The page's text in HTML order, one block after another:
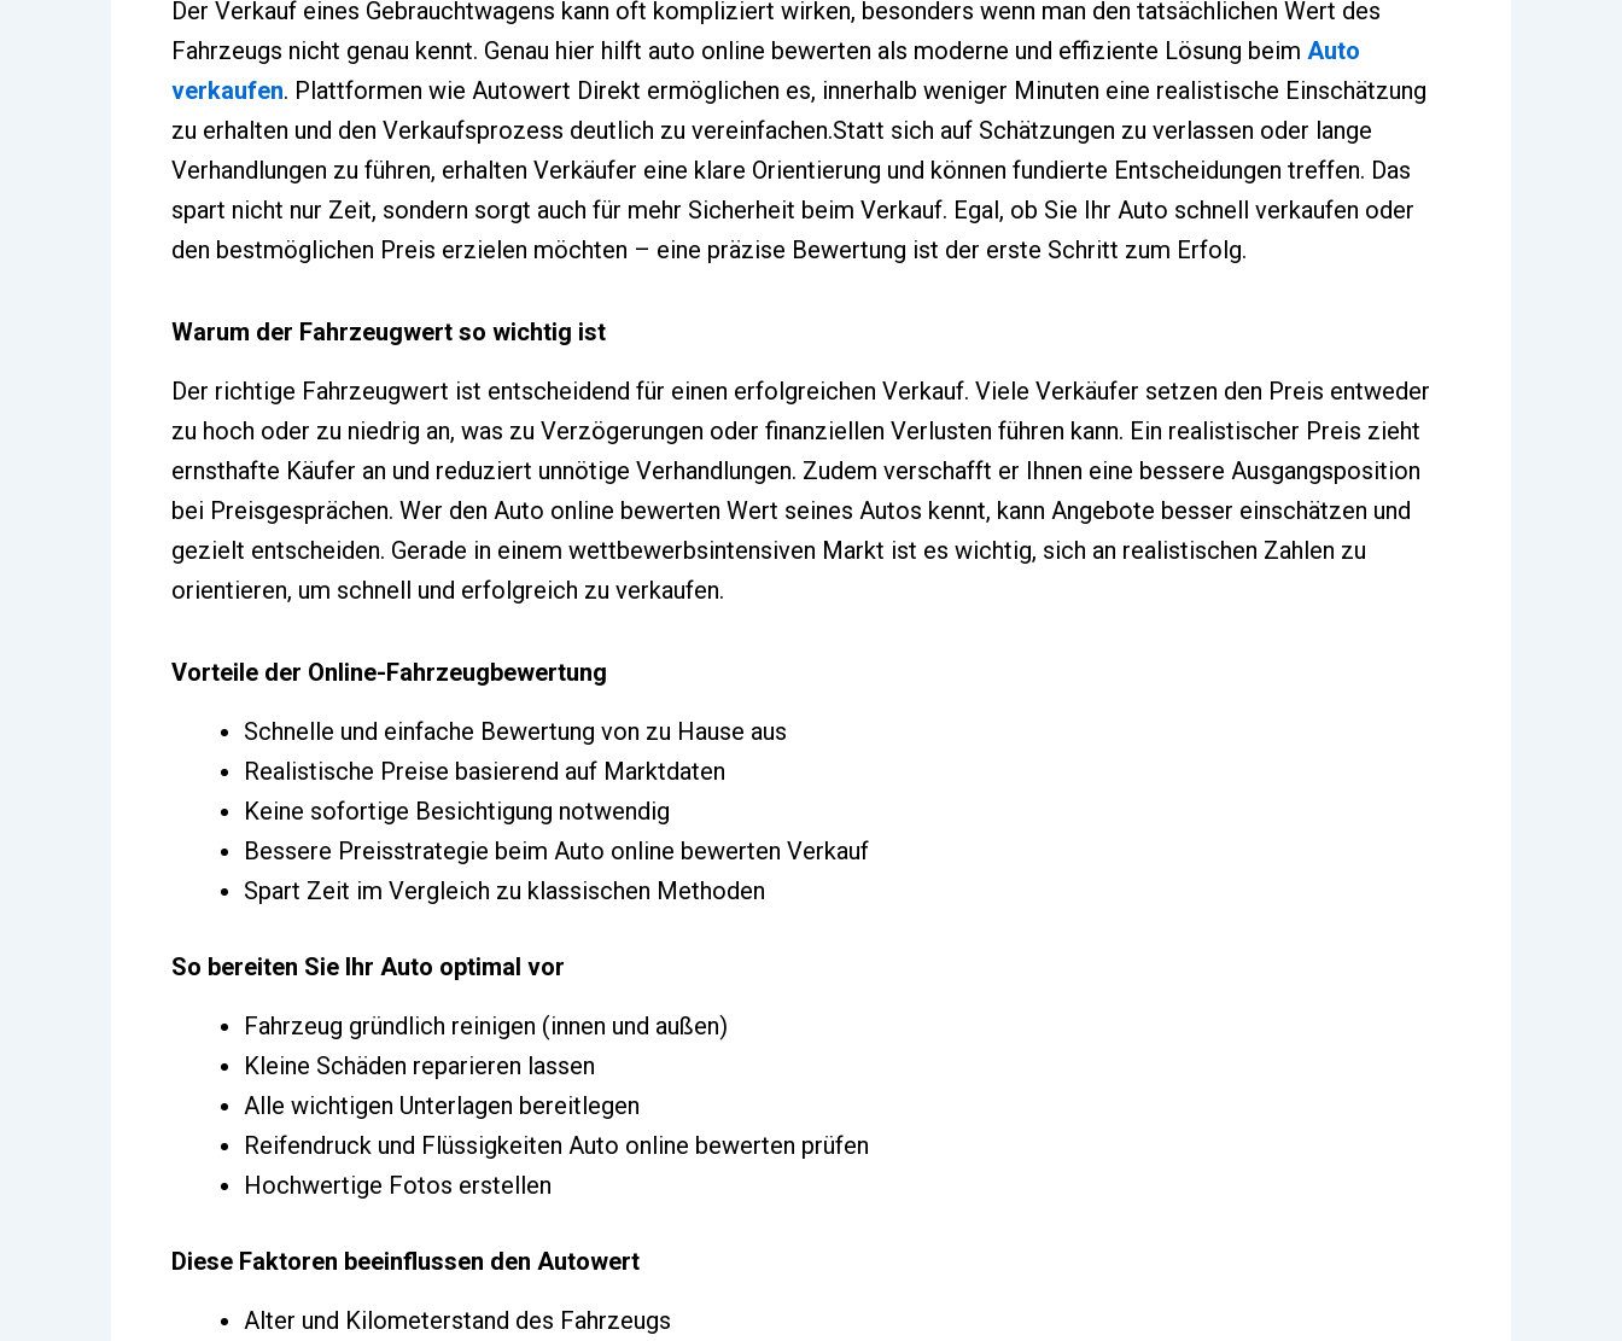
Der Verkauf eines Gebrauchtwagens kann oft kompliziert wirken, besonders wenn man den tatsächlichen Wert des
Fahrzeugs nicht genau kennt. Genau hier hilft auto online bewerten als moderne und effiziente Lösung beim Auto
verkaufen. Plattformen wie Autowert Direkt ermöglichen es, innerhalb weniger Minuten eine realistische Einschätzung
zu erhalten und den Verkaufsprozess deutlich zu vereinfachen.Statt sich auf Schätzungen zu verlassen oder lange
Verhandlungen zu führen, erhalten Verkäufer eine klare Orientierung und können fundierte Entscheidungen treffen. Das
spart nicht nur Zeit, sondern sorgt auch für mehr Sicherheit beim Verkauf. Egal, ob Sie Ihr Auto schnell verkaufen oder
den bestmöglichen Preis erzielen möchten – eine präzise Bewertung ist der erste Schritt zum Erfolg.
Warum der Fahrzeugwert so wichtig ist
Der richtige Fahrzeugwert ist entscheidend für einen erfolgreichen Verkauf. Viele Verkäufer setzen den Preis entweder
zu hoch oder zu niedrig an, was zu Verzögerungen oder finanziellen Verlusten führen kann. Ein realistischer Preis zieht
ernsthafte Käufer an und reduziert unnötige Verhandlungen. Zudem verschafft er Ihnen eine bessere Ausgangsposition
bei Preisgesprächen. Wer den Auto online bewerten Wert seines Autos kennt, kann Angebote besser einschätzen und
gezielt entscheiden. Gerade in einem wettbewerbsintensiven Markt ist es wichtig, sich an realistischen Zahlen zu
orientieren, um schnell und erfolgreich zu verkaufen.
Vorteile der Online-Fahrzeugbewertung
Schnelle und einfache Bewertung von zu Hause aus
Realistische Preise basierend auf Marktdaten
Keine sofortige Besichtigung notwendig
Bessere Preisstrategie beim Auto online bewerten Verkauf
Spart Zeit im Vergleich zu klassischen Methoden
So bereiten Sie Ihr Auto optimal vor
Fahrzeug gründlich reinigen (innen und außen)
Kleine Schäden reparieren lassen
Alle wichtigen Unterlagen bereitlegen
Reifendruck und Flüssigkeiten Auto online bewerten prüfen
Hochwertige Fotos erstellen
Diese Faktoren beeinflussen den Autowert
Alter und Kilometerstand des Fahrzeugs